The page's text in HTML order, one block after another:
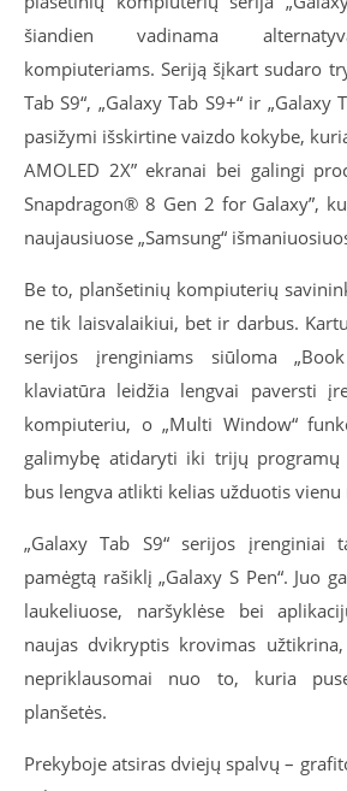
šiandien vadinama
kompiuteriams. Seriją šįkart sudaro
Tab S9“, „Galaxy Tab S9+“ ir „Galaxy
pasižymi išskirtine vaizdo kokybe,
AMOLED 2X” ekranai bei galingi
Snapdragon® 8 Gen 2 for Galaxy”,
naujausiuose „Samsung“
Be to, planšetinių kompiuterių
ne tik laisvalaikiui, bet ir darbus.
serijos įrenginiams siūloma
klaviatūra leidžia lengvai paversti
kompiuteriu, o „Multi Window“
galimybę atidaryti iki trijų
bus lengva atlikti kelias užduotis vienu
„Galaxy Tab S9“ serijos
pamėgtą rašiklį „Galaxy S Pen“. Juo
laukeliuose, naršyklėse bei
naujas dvikryptis krovimas
nepriklausomai nuo to, kuria
planšetės.
Prekyboje atsiras dviejų spalvų –